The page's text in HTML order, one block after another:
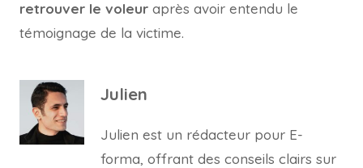
retrouver le voleur après avoir entendu le
témoignage de la victime.
Julien
Julien est un rédacteur pour E-
forma, offrant des conseils clairs sur